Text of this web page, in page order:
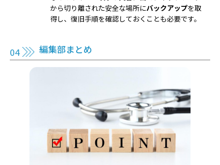
から切り離された安全な場所にバックアップを取
得し、復旧手順を確認しておくことも必要です。
編集部まとめ